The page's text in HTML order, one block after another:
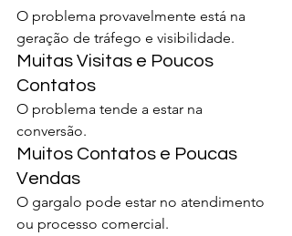
O problema provavelmente está na
geração de tráfego e visibilidade.
Muitas Visitas e Poucos
Contatos
O problema tende a estar na
conversão.
Muitos Contatos e Poucas
Vendas
O gargalo pode estar no atendimento
ou processo comercial.